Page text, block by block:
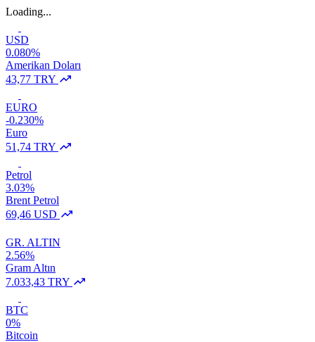
Loading...
USD
0.080%
Amerikan Doları
43,77 TRY
EURO
-0.230%
Euro
51,74 TRY
Petrol
3.03%
Brent Petrol
69,46 USD
GR. ALTIN
2.56%
Gram Altın
7.033,43 TRY
BTC
0%
Bitcoin